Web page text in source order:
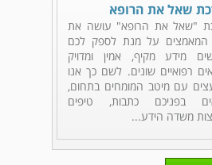
שאל את הרופא
"שאל את הרופא" עושה את
המאמצים על מנת לספק לכם
מידע מקיף, אמין ומדויק
רפואיים שונים. לשם כך אנו
עם מיטב המומחים בתחום,
בפניכם כתבות, טיפים
משדה הידע...